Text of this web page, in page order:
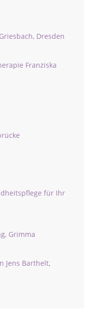
Dresden
Franziska
für Ihr
Grimma
Jens Barthelt,